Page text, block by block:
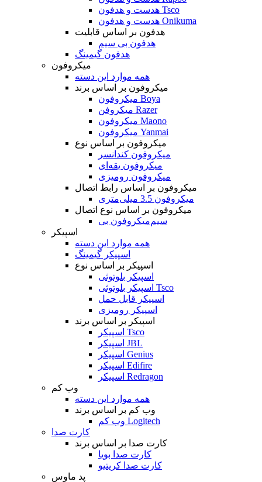
هدست و هدفون Tsco
هدست و هدفون Onikuma
هدفون بر اساس قابلیت
هدفون بی سیم
هدفون گیمینگ
میکروفون
همه موارد این دسته
میکروفون بر اساس برند
میکروفون Boya
میکروفن Razer
میکروفون Maono
میکروفون Yanmai
میکروفون بر اساس نوع
میکروفون کندانسر
میکروفون یقه‌ای
میکروفون رومیزی
میکروفون بر اساس رابط اتصال
میکروفون 3.5 میلی‌متری
میکروفون بر اساس نوع اتصال
میکروفون بی‌‎سیم
اسپیکر
همه موارد این دسته
اسپیکر گیمینگ
اسپیکر بر اساس نوع
اسپیکر بلوتوثی
اسپیکر بلوتوثی Tsco
اسپیکر قابل حمل
اسپیکر رومیزی
اسپیکر بر اساس برند
اسپیکر Tsco
اسپیکر JBL
اسپیکر Genius
اسپیکر Edifire
اسپیکر Redragon
وب کم
همه موارد این دسته
وب کم بر اساس برند
وب کم Logitech
کارت صدا
کارت صدا بر اساس برند
کارت صدا بویا
کارت صدا کریتیو
پد ماوس